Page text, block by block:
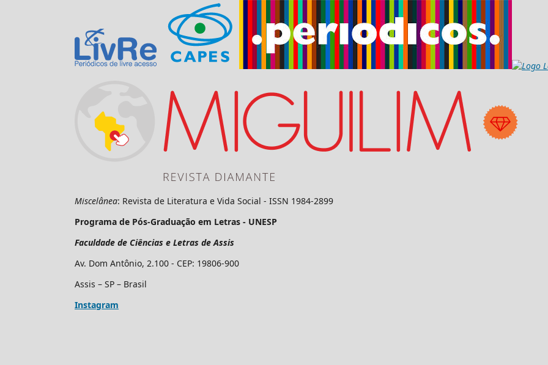
Miscelânea: Revista de Literatura e Vida Social - ISSN 1984-2899
Programa de Pós-Graduação em Letras - UNESP
Faculdade de Ciências e Letras de Assis
Av. Dom Antônio, 2.100 - CEP: 19806-900
Assis – SP – Brasil
Instagram